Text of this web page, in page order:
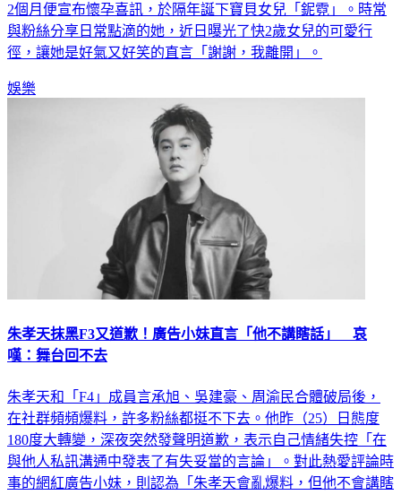
2個月便宣布懷孕喜訊，於隔年誕下寶貝女兒「鈮霓」。時常
與粉絲分享日常點滴的她，近日曝光了快2歲女兒的可愛行
徑，讓她是好氣又好笑的直言「謝謝，我離開」。
娛樂
朱孝天抹黑F3又道歉！廣告小妹直言「他不講瞎話」 哀
嘆：舞台回不去
朱孝天和「F4」成員言承旭、吳建豪、周渝民合體破局後，
在社群頻頻爆料，許多粉絲都挺不下去。他昨（25）日態度
180度大轉變，深夜突然發聲明道歉，表示自己情緒失控「在
與他人私訊溝通中發表了有失妥當的言論」。對此熱愛評論時
事的網紅廣告小妹，則認為「朱孝天會亂爆料，但他不會講瞎